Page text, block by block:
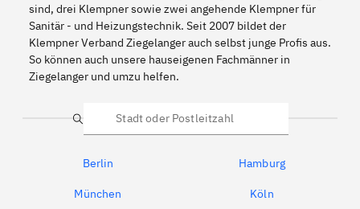
sind, drei Klempner sowie zwei angehende Klempner für
Sanitär - und Heizungstechnik. Seit 2007 bildet der
Klempner Verband Ziegelanger auch selbst junge Profis aus.
So können auch unsere hauseigenen Fachmänner in
Ziegelanger und umzu helfen.
Suche
Berlin Hamburg
München Köln